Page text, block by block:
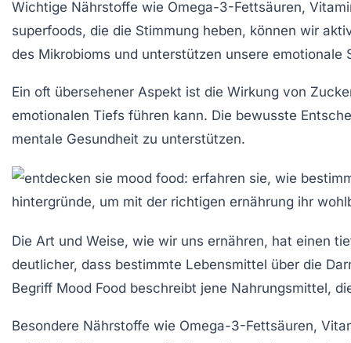
Wichtige Nährstoffe wie Omega-3-Fettsäuren,
superfoods, die die Stimmung heben, können wir
des Mikrobioms und unterstützen unsere emotionale
Ein oft übersehener Aspekt ist die Wirkung von
emotionalen Tiefs führen kann. Die bewusste
mentale Gesundheit zu unterstützen.
Die Art und Weise, wie wir uns ernähren, hat einen
deutlicher, dass bestimmte Lebensmittel über die
Begriff Mood Food beschreibt jene Nahrungsmittel,
Besondere Nährstoffe wie Omega-3-Fettsäuren,